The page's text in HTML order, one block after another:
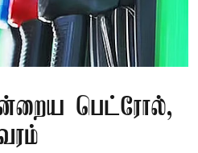
பெட்ரோல்,